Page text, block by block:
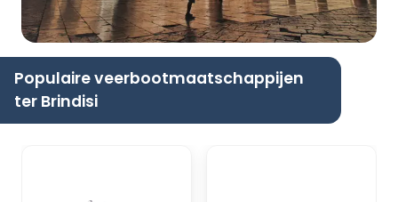
Populaire veerbootmaatschappijen
ter Brindisi